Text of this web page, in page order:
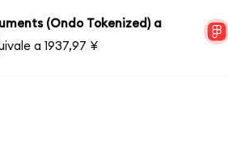
(Ondo Tokenized) a
a 1937,97 ¥